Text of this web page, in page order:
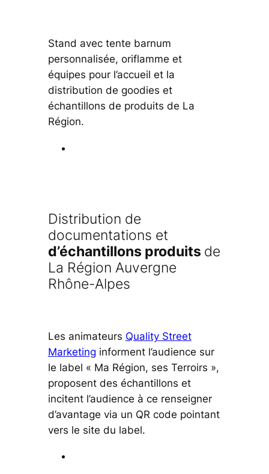
Stand avec tente barnum
personnalisée, oriflamme et
équipes pour l’accueil et la
distribution de goodies et
échantillons de produits de La
Région.
Distribution de
documentations et
d’échantillons produits de
La Région Auvergne
Rhône-Alpes
Les animateurs Quality Street
Marketing informent l’audience sur
le label « Ma Région, ses Terroirs »,
proposent des échantillons et
incitent l’audience à ce renseigner
d’avantage via un QR code pointant
vers le site du label.